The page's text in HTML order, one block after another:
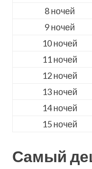
8 ночей
9 ночей
10 ночей
11 ночей
12 ночей
13 ночей
14 ночей
15 ночей
Самый